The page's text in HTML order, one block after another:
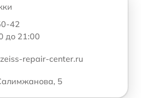
42
до 21:00
repair-center.ru
5